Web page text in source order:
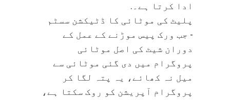
ادا کرتا ہے۔.
پلیٹ کی موٹائی کا ڈٹیکشن سسٹم
- جب ورک پیس موڑنے کے عمل کے
دوران شیٹ کی اصل موٹائی
پروگرام میں دی گئی موٹائی سے
میل نہ کھائے، یہ پتہ لگا کر
پروگرام آپریشن کو روک سکتا ہے،